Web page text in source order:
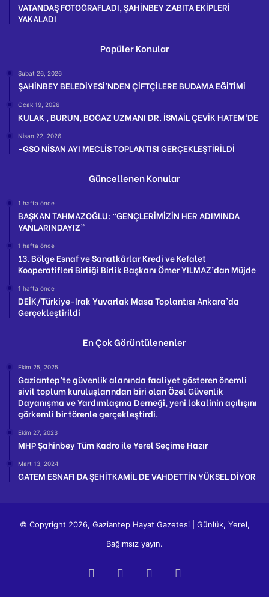
VATANDAŞ FOTOĞRAFLADI, ŞAHİNBEY ZABITA EKİPLERİ
YAKALADI
Popüler Konular
Şubat 26, 2026
ŞAHİNBEY BELEDİYESİ’NDEN ÇİFTÇİLERE BUDAMA EĞİTİMİ
Ocak 19, 2026
KULAK , BURUN, BOĞAZ UZMANI DR. İSMAİL ÇEVİK HATEM’DE
Nisan 22, 2026
-GSO NİSAN AYI MECLİS TOPLANTISI GERÇEKLEŞTİRİLDİ
Güncellenen Konular
1 hafta önce
BAŞKAN TAHMAZOĞLU: “GENÇLERİMİZİN HER ADIMINDA
YANLARINDAYIZ”
1 hafta önce
13. Bölge Esnaf ve Sanatkârlar Kredi ve Kefalet
Kooperatifleri Birliği Birlik Başkanı Ömer YILMAZ’dan Müjde
1 hafta önce
DEİK/Türkiye-Irak Yuvarlak Masa Toplantısı Ankara’da
Gerçekleştirildi
En Çok Görüntülenenler
Ekim 25, 2025
Gaziantep’te güvenlik alanında faaliyet gösteren önemli
sivil toplum kuruluşlarından biri olan Özel Güvenlik
Dayanışma ve Yardımlaşma Derneği, yeni lokalinin açılışını
görkemli bir törenle gerçekleştirdi.
Ekim 27, 2023
MHP Şahinbey Tüm Kadro ile Yerel Seçime Hazır
Mart 13, 2024
GATEM ESNAFI DA ŞEHİTKAMİL DE VAHDETTİN YÜKSEL DİYOR
© Copyright 2026, Gaziantep Hayat Gazetesi | Günlük, Yerel,
Bağımsız yayın.
FacebookTwitter YouTube